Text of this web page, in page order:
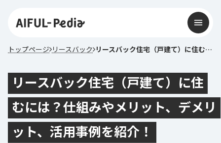
トップページ リースバック リースバック住宅（戸建て）に住むには？仕組みやメリット、デメリット、活用事例を紹介！
リースバック住宅（戸建て）に住
むには？仕組みやメリット、デメリ
ット、活用事例を紹介！